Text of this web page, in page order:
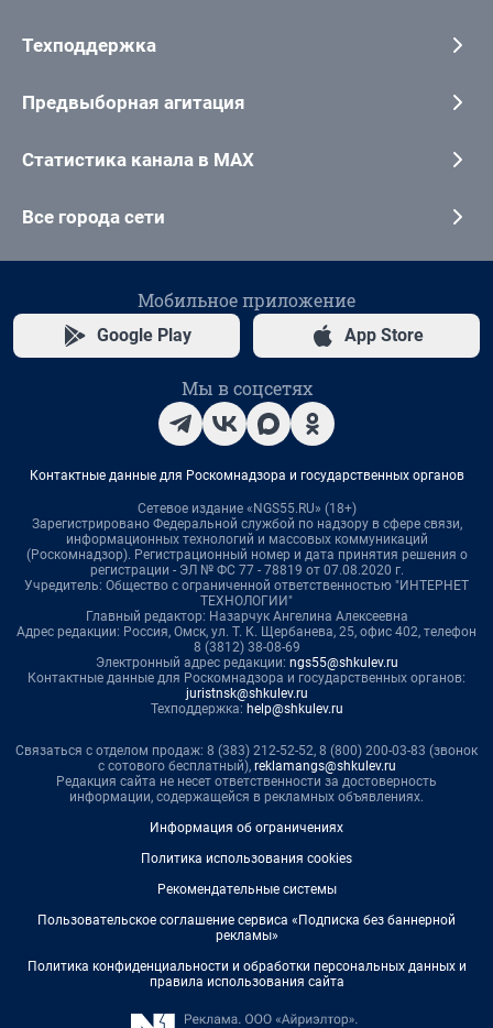
Техподдержка
Предвыборная агитация
Статистика канала в MAX
Все города сети
Мобильное приложение
Google Play App Store
Мы в соцсетях
Контактные данные для Роскомнадзора и государственных органов
Сетевое издание «NGS55.RU» (18+)
Зарегистрировано Федеральной службой по надзору в сфере связи,
информационных технологий и массовых коммуникаций
(Роскомнадзор). Регистрационный номер и дата принятия решения о
регистрации - ЭЛ № ФС 77 - 78819 от 07.08.2020 г.
Учредитель: Общество с ограниченной ответственностью "ИНТЕРНЕТ
ТЕХНОЛОГИИ"
Главный редактор: Назарчук Ангелина Алексеевна
Адрес редакции: Россия, Омск, ул. Т. К. Щербанева, 25, офис 402, телефон
8 (3812) 38-08-69
Электронный адрес редакции: ngs55@shkulev.ru
Контактные данные для Роскомнадзора и государственных органов:
juristnsk@shkulev.ru
Техподдержка: help@shkulev.ru
Связаться с отделом продаж: 8 (383) 212-52-52, 8 (800) 200-03-83 (звонок
с сотового бесплатный), reklamangs@shkulev.ru
Редакция сайта не несет ответственности за достоверность
информации, содержащейся в рекламных объявлениях.
Информация об ограничениях
Политика использования cookies
Рекомендательные системы
Пользовательское соглашение сервиса «Подписка без баннерной
рекламы»
Политика конфиденциальности и обработки персональных данных и
правила использования сайта